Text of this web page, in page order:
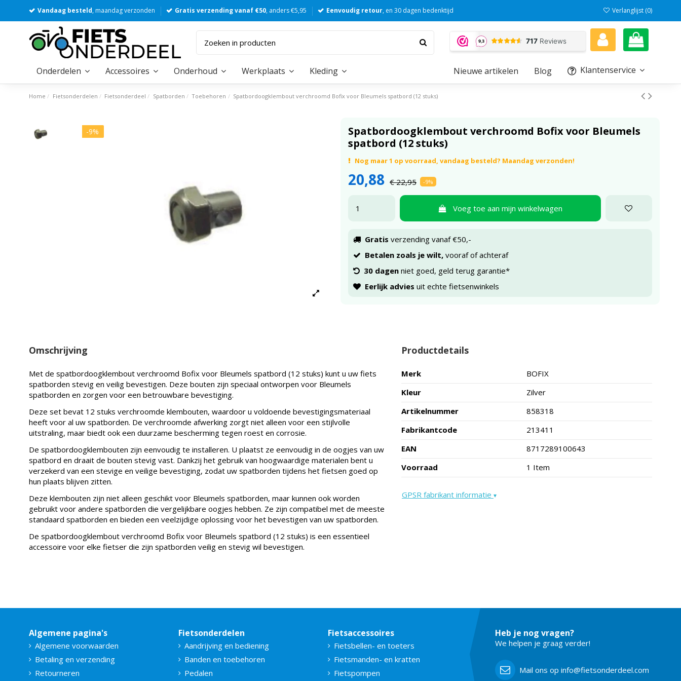
Vandaag besteld, maandag verzonden Gratis verzending vanaf €50, anders €5,95 Eenvoudig retour, en 30 dagen bedenktijd Verlanglijst (0)
Onderdelen Accessoires Onderhoud Werkplaats Kleding Klantenservice
Blog
Nieuwe artikelen
Home Fietsonderdelen Fietsonderdeel Spatborden Toebehoren Spatbordoogklembout verchroomd Bofix voor Bleumels spatbord (12 stuks)
-9%
Spatbordoogklembout verchroomd Bofix voor Bleumels
spatbord (12 stuks)
Nog maar 1 op voorraad, vandaag besteld? Maandag verzonden!
20,88 € 22,95 -9%
Voeg toe aan mijn winkelwagen
Gratis verzending vanaf €50,-
Betalen zoals je wilt,vooraf of achteraf
30 dagenniet goed, geld terug garantie*
Eerlijk advies uit echte fietsenwinkels
Omschrijving
Met de spatbordoogklembout verchroomd Bofix voor Bleumels spatbord (12 stuks) kunt u uw fiets
spatborden stevig en veilig bevestigen. Deze bouten zijn speciaal ontworpen voor Bleumels
spatborden en zorgen voor een betrouwbare bevestiging.
Deze set bevat 12 stuks verchroomde klembouten, waardoor u voldoende bevestigingsmateriaal
heeft voor al uw spatborden. De verchroomde afwerking zorgt niet alleen voor een stijlvolle
uitstraling, maar biedt ook een duurzame bescherming tegen roest en corrosie.
De spatbordoogklembouten zijn eenvoudig te installeren. U plaatst ze eenvoudig in de oogjes van uw
spatbord en draait de bouten stevig vast. Dankzij het gebruik van hoogwaardige materialen bent u
verzekerd van een stevige en veilige bevestiging, zodat uw spatborden tijdens het fietsen goed op
hun plaats blijven zitten.
Deze klembouten zijn niet alleen geschikt voor Bleumels spatborden, maar kunnen ook worden
gebruikt voor andere spatborden die vergelijkbare oogjes hebben. Ze zijn compatibel met de meeste
standaard spatborden en bieden een veelzijdige oplossing voor het bevestigen van uw spatborden.
De spatbordoogklembout verchroomd Bofix voor Bleumels spatbord (12 stuks) is een essentieel
accessoire voor elke fietser die zijn spatborden veilig en stevig wil bevestigen.
Productdetails
Merk
BOFIX
Kleur
Zilver
Artikelnummer
858318
Fabrikantcode
213411
EAN
8717289100643
Voorraad
1 Item
GPSR fabrikant informatie ▾
Algemene pagina's
Algemene voorwaarden
Betaling en verzending
Retourneren
Fietsonderdelen
Aandrijving en bediening
Banden en toebehoren
Pedalen
Fietsaccessoires
Fietsbellen- en toeters
Fietsmanden- en kratten
Fietspompen
Heb je nog vragen?
We helpen je graag verder!
Mail ons op info@fietsonderdeel.com